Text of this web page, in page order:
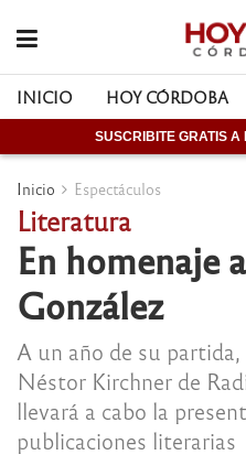
INICIO HOY CÓRDOBA
SUSCRIBITE GRATIS
Inicio Espectáculos
Literatura
En homenaje
González
A un año de su
Néstor Kirchner de
llevará a cabo la
publicaciones literarias